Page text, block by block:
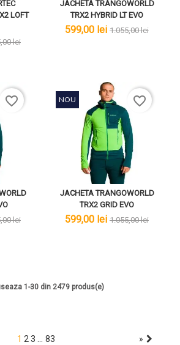
LOFT
lei
JACHETA TRANGOWORLD
TRX2 HYBRID LT EVO
lei
599,00 lei lei
1.055,00 lei
lei
favorite_border
JACHETA TRANGOWORLD
TRX2 GRID EVO
lei
599,00 lei lei
1.055,00 lei
NOU favorite_border
1-30 din 2479 produs(e)
1 2 3 … 83 »